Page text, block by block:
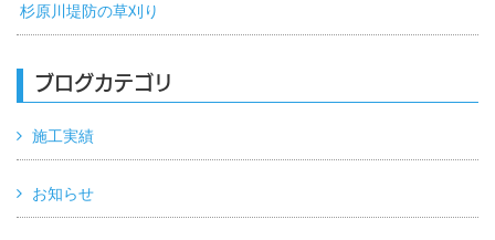
杉原川堤防の草刈り
ブログカテゴリ
施工実績
お知らせ